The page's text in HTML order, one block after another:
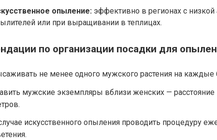
опыление: эффективно в регионах с
или при выращивании в теплицах.
по организации посадки для
не менее одного мужского растения на каждые
мужские экземпляры вблизи женских — расстояние
искусственного опыления проводить процедуру